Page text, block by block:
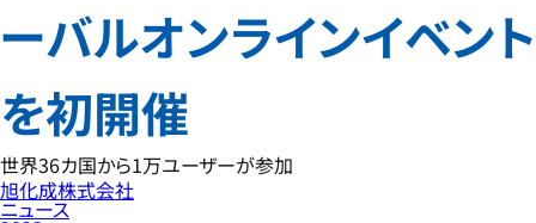
ーバルオンラインイベント
を初開催
世界36カ国から1万ユーザーが参加
旭化成株式会社
ニュース